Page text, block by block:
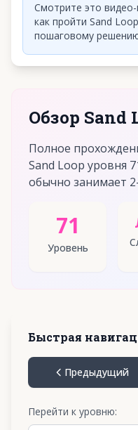
Смотрите это
как пройти Sand
пошаговому
Обзор Sand
Полное
Sand Loop уровня
обычно занимает
71
Уровень
Быстрая
Предыдущий
Перейти к уровню: